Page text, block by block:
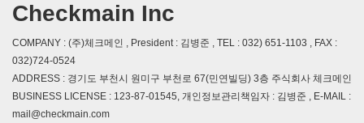
Checkmain Inc
COMPANY : (주)체크메인 , President : 김병준 , TEL : 032) 651-1103 , FAX :
032)724-0524
ADDRESS : 경기도 부천시 원미구 부천로 67(민연빌딩) 3층 주식회사 체크메인
BUSINESS LICENSE : 123-87-01545, 개인정보관리책임자 : 김병준 , E-MAIL :
mail@checkmain.com